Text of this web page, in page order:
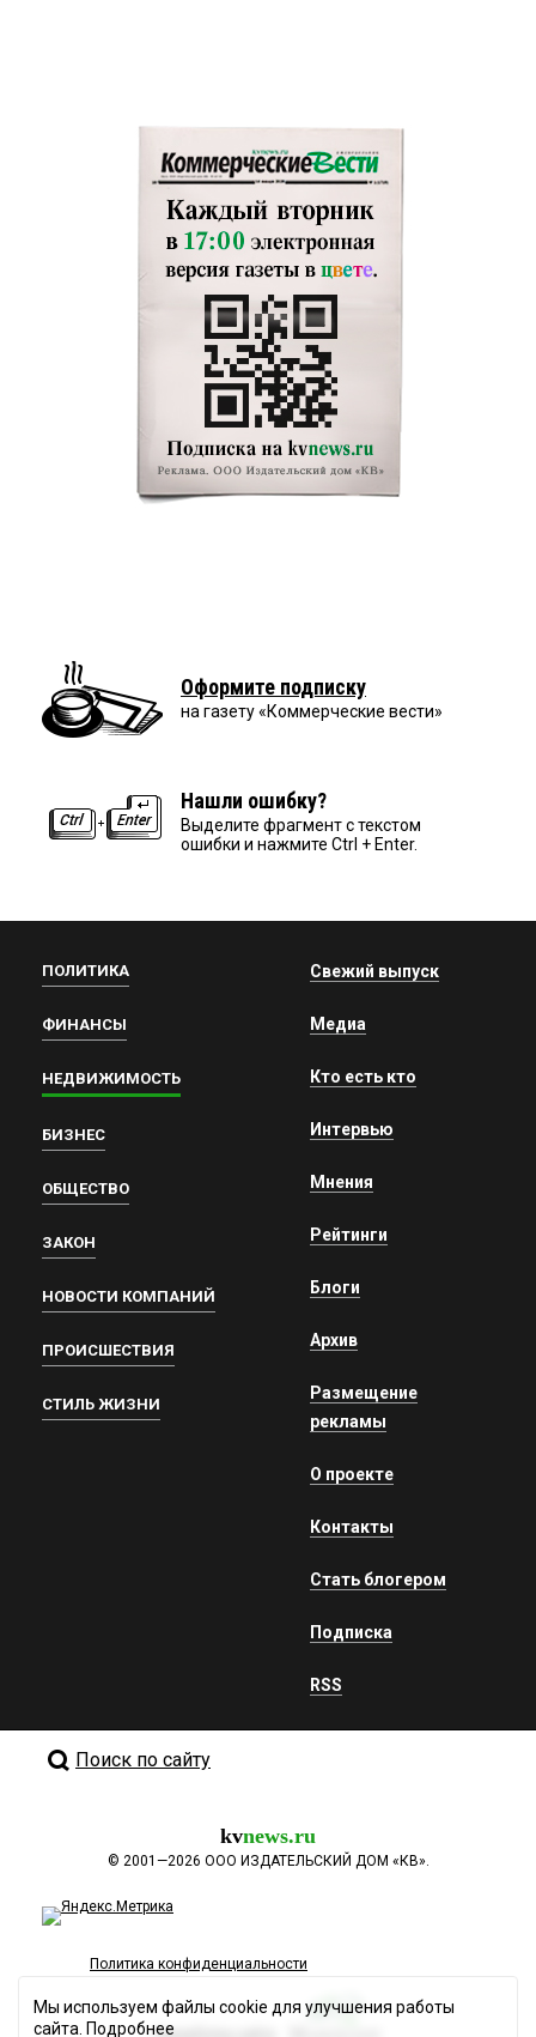
Оформите подписку
на газету «Коммерческие вести»
Нашли ошибку?
Выделите фрагмент с текстом
ошибки и нажмите Ctrl + Enter.
ПОЛИТИКА
ФИНАНСЫ
НЕДВИЖИМОСТЬ
БИЗНЕС
ОБЩЕСТВО
ЗАКОН
НОВОСТИ КОМПАНИЙ
ПРОИСШЕСТВИЯ
СТИЛЬ ЖИЗНИ
Свежий выпуск
Медиа
Кто есть кто
Интервью
Мнения
Рейтинги
Блоги
Архив
Размещение
рекламы
О проекте
Контакты
Стать блогером
Подписка
RSS
Поиск по сайту
kvnews.ru
© 2001—2026 ООО ИЗДАТЕЛЬСКИЙ ДОМ «КВ».
Политика конфиденциальности
Разработка сайта
Мы используем файлы cookie для улучшения работы
сайта. Подробнее